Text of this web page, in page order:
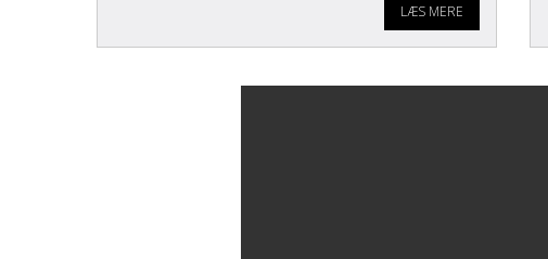
LÆS MERE